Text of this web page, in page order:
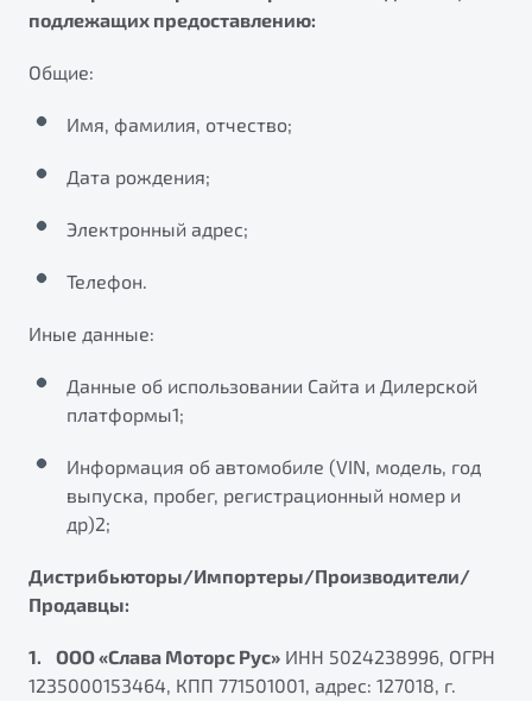
X70
от 2 499 990 ₽*
Тест-драйв
Спецпредложения
"Помощь на дорогах"
Преимущества программы
Калькулятор ТО
Клиентская поддержка
подлежащих предоставлению:
Общие:
Имя, фамилия, отчество;
Дата рождения;
Электронный адрес;
Телефон.
Иные данные:
Данные об использовании Сайта и Дилерской
платформы1;
Информация об автомобиле (VIN, модель, год
выпуска, пробег, регистрационный номер и
др)2;
Дистрибьюторы/Импортеры/Производители/
Продавцы:
1. ООО «Слава Моторс Рус» ИНН 5024238996, ОГРН
1235000153464, КПП 771501001, адрес: 127018, г.